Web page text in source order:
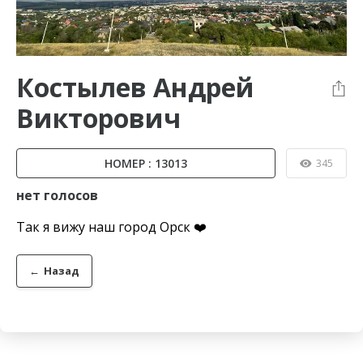
Костылев Андрей
Викторович
НОМЕР : 13013 345
нет голосов
Так я вижу наш город Орск ❤️
← Назад